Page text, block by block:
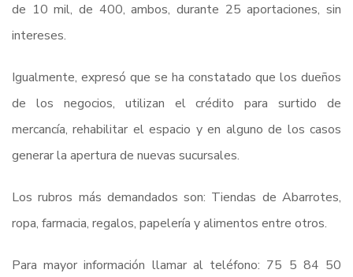
de 10 mil, de 400, ambos, durante 25 aportaciones, sin
intereses.
Igualmente, expresó que se ha constatado que los dueños
de los negocios, utilizan el crédito para surtido de
mercancía, rehabilitar el espacio y en alguno de los casos
generar la apertura de nuevas sucursales.
Los rubros más demandados son: Tiendas de Abarrotes,
ropa, farmacia, regalos, papelería y alimentos entre otros.
Para mayor información llamar al teléfono: 75 5 84 50